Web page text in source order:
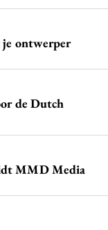
je ontwerper
de Dutch
MMD Media